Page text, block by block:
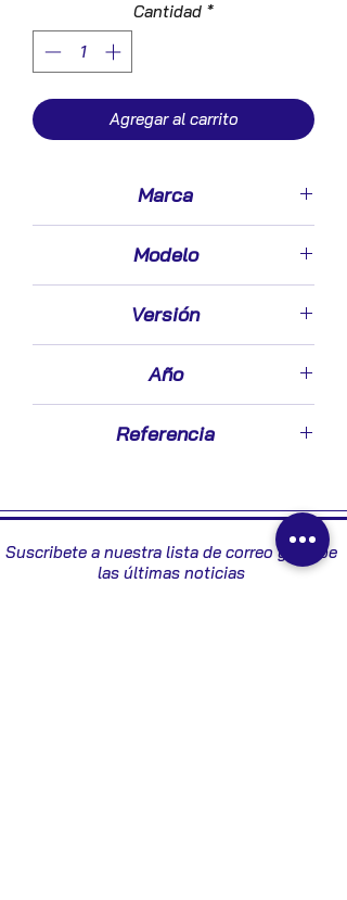
Cantidad *
Agregar al carrito
Marca
Modelo
Versión
Año
Referencia
Suscribete a nuestra lista de correo y recibe
las últimas noticias